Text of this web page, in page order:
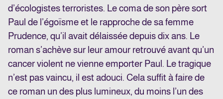
d’écologistes terroristes. Le coma de son père sort
Paul de l’égoïsme et le rapproche de sa femme
Prudence, qu’il avait délaissée depuis dix ans. Le
roman s’achève sur leur amour retrouvé avant qu’un
cancer violent ne vienne emporter Paul. Le tragique
n’est pas vaincu, il est adouci. Cela suffit à faire de
ce roman un des plus lumineux, du moins l’un des